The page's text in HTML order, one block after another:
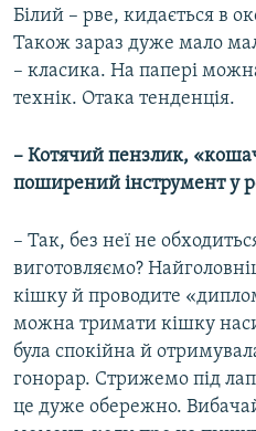
Білий – рве, кидається в
Також зараз дуже мало
– класика. На папері
технік. Отака тенденція.
– Котячий пензлик,
поширений інструмент у
– Так, без неї не
виготовляємо?
кішку й проводите
можна тримати кішку
була спокійна й
гонорар. Стрижемо під
це дуже обережно.